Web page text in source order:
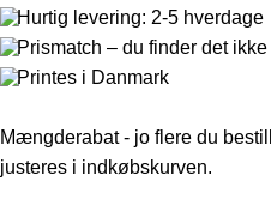
Hurtig levering: 2-5 hverdage
Prismatch – du finder det
Printes i Danmark
Mængderabat - jo flere du
justeres i indkøbskurven.